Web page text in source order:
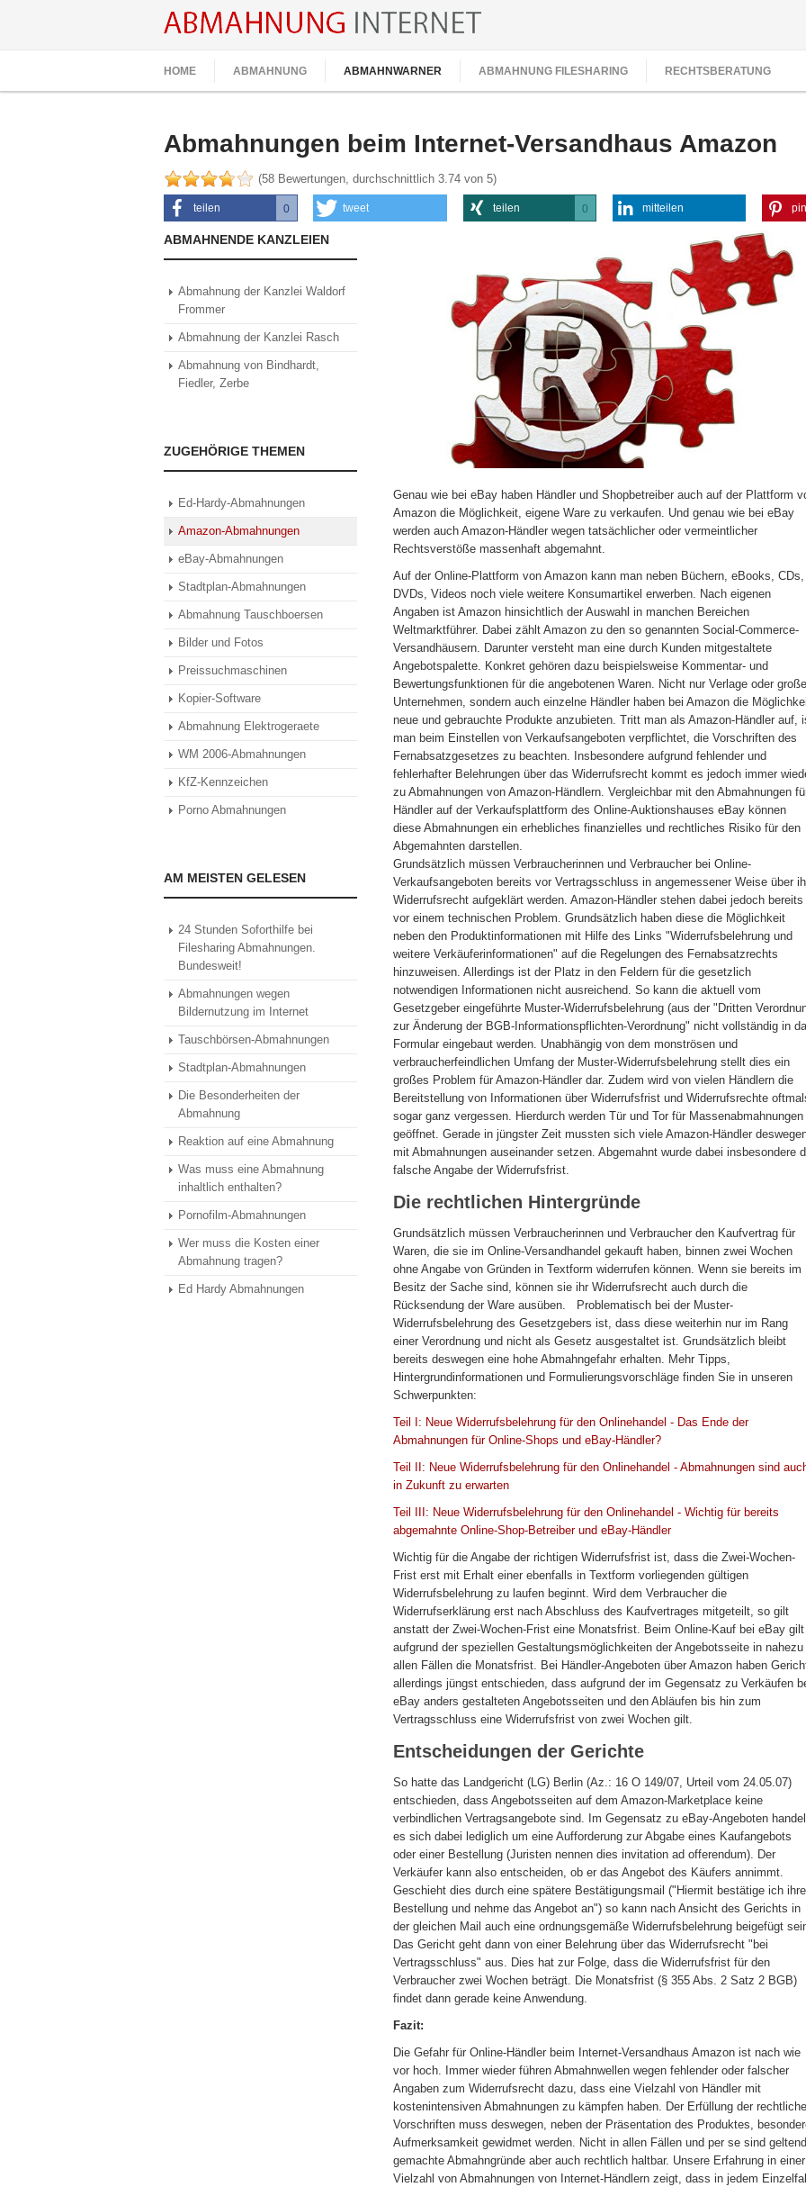
HOME ABMAHNUNG ABMAHNWARNER ABMAHNUNG FILESHARING RECHTSBERATUNG
Abmahnungen beim Internet-Versandhaus Amazon
(58 Bewertungen, durchschnittlich 3.74 von 5)
teilen 0
0 tweet teilen 0
0 mitteilen
Genau wie bei eBay haben Händler und Shopbetreiber auch auf der Plattform
Amazon die Möglichkeit, eigene Ware zu verkaufen. Und genau wie bei eBay
werden auch Amazon-Händler wegen tatsächlicher oder vermeintlicher
Rechtsverstöße massenhaft abgemahnt.
Auf der Online-Plattform von Amazon kann man neben Büchern, eBooks, CDs,
DVDs, Videos noch viele weitere Konsumartikel erwerben. Nach eigenen
Angaben ist Amazon hinsichtlich der Auswahl in manchen Bereichen
Weltmarktführer. Dabei zählt Amazon zu den so genannten Social-Commerce-
Versandhäusern. Darunter versteht man eine durch Kunden mitgestaltete
Angebotspalette. Konkret gehören dazu beispielsweise Kommentar- und
Bewertungsfunktionen für die angebotenen Waren. Nicht nur Verlage oder große
Unternehmen, sondern auch einzelne Händler haben bei Amazon die
neue und gebrauchte Produkte anzubieten. Tritt man als Amazon-Händler auf,
man beim Einstellen von Verkaufsangeboten verpflichtet, die Vorschriften des
Fernabsatzgesetzes zu beachten. Insbesondere aufgrund fehlender und
fehlerhafter Belehrungen über das Widerrufsrecht kommt es jedoch immer
zu Abmahnungen von Amazon-Händlern. Vergleichbar mit den Abmahnungen
Händler auf der Verkaufsplattform des Online-Auktionshauses eBay können
diese Abmahnungen ein erhebliches finanzielles und rechtliches Risiko für den
Abgemahnten darstellen.
Grundsätzlich müssen Verbraucherinnen und Verbraucher bei Online-
Verkaufsangeboten bereits vor Vertragsschluss in angemessener Weise über
Widerrufsrecht aufgeklärt werden. Amazon-Händler stehen dabei jedoch bereits
vor einem technischen Problem. Grundsätzlich haben diese die Möglichkeit
neben den Produktinformationen mit Hilfe des Links "Widerrufsbelehrung und
weitere Verkäuferinformationen" auf die Regelungen des Fernabsatzrechts
hinzuweisen. Allerdings ist der Platz in den Feldern für die gesetzlich
notwendigen Informationen nicht ausreichend. So kann die aktuell vom
Gesetzgeber eingeführte Muster-Widerrufsbelehrung (aus der "Dritten
zur Änderung der BGB-Informationspflichten-Verordnung" nicht vollständig in
Formular eingebaut werden. Unabhängig von dem monströsen und
verbraucherfeindlichen Umfang der Muster-Widerrufsbelehrung stellt dies ein
großes Problem für Amazon-Händler dar. Zudem wird von vielen Händlern die
Bereitstellung von Informationen über Widerrufsfrist und Widerrufsrechte
sogar ganz vergessen. Hierdurch werden Tür und Tor für Massenabmahnungen
geöffnet. Gerade in jüngster Zeit mussten sich viele Amazon-Händler
mit Abmahnungen auseinander setzen. Abgemahnt wurde dabei insbesondere
falsche Angabe der Widerrufsfrist.
Die rechtlichen Hintergründe
Grundsätzlich müssen Verbraucherinnen und Verbraucher den Kaufvertrag für
Waren, die sie im Online-Versandhandel gekauft haben, binnen zwei Wochen
ohne Angabe von Gründen in Textform widerrufen können. Wenn sie bereits im
Besitz der Sache sind, können sie ihr Widerrufsrecht auch durch die
Rücksendung der Ware ausüben. Problematisch bei der Muster-
Widerrufsbelehrung des Gesetzgebers ist, dass diese weiterhin nur im Rang
einer Verordnung und nicht als Gesetz ausgestaltet ist. Grundsätzlich bleibt
bereits deswegen eine hohe Abmahngefahr erhalten. Mehr Tipps,
Hintergrundinformationen und Formulierungsvorschläge finden Sie in unseren
Schwerpunkten:
Teil I: Neue Widerrufsbelehrung für den Onlinehandel - Das Ende der
Abmahnungen für Online-Shops und eBay-Händler?
Teil II: Neue Widerrufsbelehrung für den Onlinehandel - Abmahnungen sind
in Zukunft zu erwarten
Teil III: Neue Widerrufsbelehrung für den Onlinehandel - Wichtig für bereits
abgemahnte Online-Shop-Betreiber und eBay-Händler
Wichtig für die Angabe der richtigen Widerrufsfrist ist, dass die Zwei-Wochen-
Frist erst mit Erhalt einer ebenfalls in Textform vorliegenden gültigen
Widerrufsbelehrung zu laufen beginnt. Wird dem Verbraucher die
Widerrufserklärung erst nach Abschluss des Kaufvertrages mitgeteilt, so gilt
anstatt der Zwei-Wochen-Frist eine Monatsfrist. Beim Online-Kauf bei eBay gilt
aufgrund der speziellen Gestaltungsmöglichkeiten der Angebotsseite in nahezu
allen Fällen die Monatsfrist. Bei Händler-Angeboten über Amazon haben
allerdings jüngst entschieden, dass aufgrund der im Gegensatz zu Verkäufen
eBay anders gestalteten Angebotsseiten und den Abläufen bis hin zum
Vertragsschluss eine Widerrufsfrist von zwei Wochen gilt.
Entscheidungen der Gerichte
So hatte das Landgericht (LG) Berlin (Az.: 16 O 149/07, Urteil vom 24.05.07)
entschieden, dass Angebotsseiten auf dem Amazon-Marketplace keine
verbindlichen Vertragsangebote sind. Im Gegensatz zu eBay-Angeboten
es sich dabei lediglich um eine Aufforderung zur Abgabe eines Kaufangebots
oder einer Bestellung (Juristen nennen dies invitation ad offerendum). Der
Verkäufer kann also entscheiden, ob er das Angebot des Käufers annimmt.
Geschieht dies durch eine spätere Bestätigungsmail ("Hiermit bestätige ich ihre
Bestellung und nehme das Angebot an") so kann nach Ansicht des Gerichts in
der gleichen Mail auch eine ordnungsgemäße Widerrufsbelehrung beigefügt
Das Gericht geht dann von einer Belehrung über das Widerrufsrecht "bei
Vertragsschluss" aus. Dies hat zur Folge, dass die Widerrufsfrist für den
Verbraucher zwei Wochen beträgt. Die Monatsfrist (§ 355 Abs. 2 Satz 2 BGB)
findet dann gerade keine Anwendung.
Fazit:
Die Gefahr für Online-Händler beim Internet-Versandhaus Amazon ist nach wie
vor hoch. Immer wieder führen Abmahnwellen wegen fehlender oder falscher
Angaben zum Widerrufsrecht dazu, dass eine Vielzahl von Händler mit
kostenintensiven Abmahnungen zu kämpfen haben. Der Erfüllung der
Vorschriften muss deswegen, neben der Präsentation des Produktes,
Aufmerksamkeit gewidmet werden. Nicht in allen Fällen und per se sind geltend
gemachte Abmahngründe aber auch rechtlich haltbar. Unsere Erfahrung in einer
Vielzahl von Abmahnungen von Internet-Händlern zeigt, dass in jedem Einzelfall
ABMAHNENDE KANZLEIEN
Abmahnung der Kanzlei Waldorf
Frommer
Abmahnung der Kanzlei Rasch
Abmahnung von Bindhardt,
Fiedler, Zerbe
ZUGEHÖRIGE THEMEN
Ed-Hardy-Abmahnungen
Amazon-Abmahnungen
eBay-Abmahnungen
Stadtplan-Abmahnungen
Abmahnung Tauschboersen
Bilder und Fotos
Preissuchmaschinen
Kopier-Software
Abmahnung Elektrogeraete
WM 2006-Abmahnungen
KfZ-Kennzeichen
Porno Abmahnungen
AM MEISTEN GELESEN
24 Stunden Soforthilfe bei
Filesharing Abmahnungen.
Bundesweit!
Abmahnungen wegen
Bildernutzung im Internet
Tauschbörsen-Abmahnungen
Stadtplan-Abmahnungen
Die Besonderheiten der
Abmahnung
Reaktion auf eine Abmahnung
Was muss eine Abmahnung
inhaltlich enthalten?
Pornofilm-Abmahnungen
Wer muss die Kosten einer
Abmahnung tragen?
Ed Hardy Abmahnungen